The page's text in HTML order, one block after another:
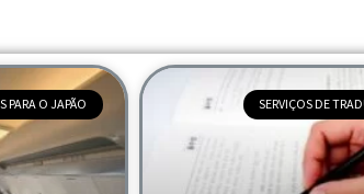
PARA O JAPÃO SERVIÇOS DE